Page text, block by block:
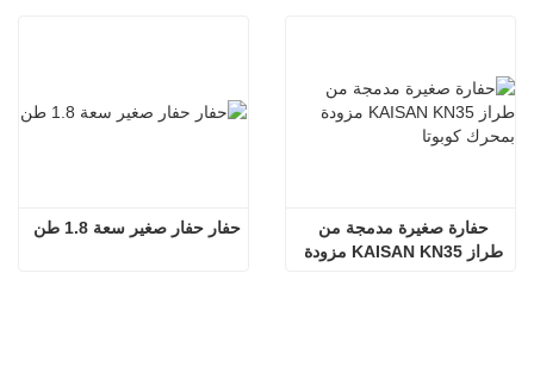
حفار حفار صغير سعة 1.8 طن